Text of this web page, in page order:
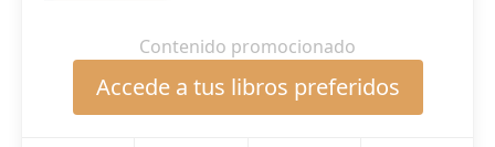
Contenido promocionado
Accede a tus libros preferidos